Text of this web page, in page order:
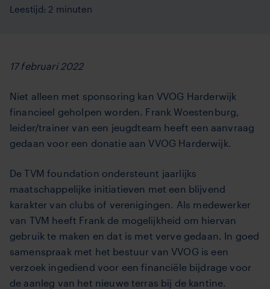
Leestijd: 2 minuten
17 februari 2022
Niet alleen met sponsoring kan VVOG Harderwijk
financieel geholpen worden. Frank Woestenburg,
leider/trainer van een jeugdteam heeft een aanvraag
gedaan voor een donatie aan VVOG Harderwijk.
De TVM foundation ondersteunt jaarlijks
maatschappelijke initiatieven met een blijvend
karakter van clubs of verenigingen. Als medewerker
van TVM heeft Frank de mogelijkheid om hiervan
gebruik te maken en dat is met verve gedaan. In goed
samenspraak met het bestuur van VVOG is een
verzoek ingediend voor een financiële bijdrage voor
de aanleg van het nieuwe terras bij de kantine.